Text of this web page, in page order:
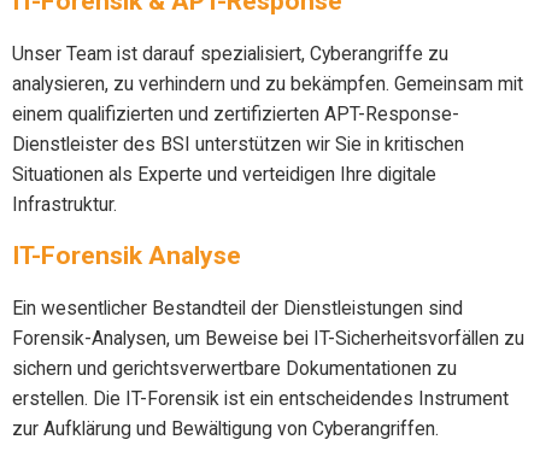
Unser Team ist darauf spezialisiert, Cyberangriffe zu
analysieren, zu verhindern und zu bekämpfen. Gemeinsam mit
einem qualifizierten und zertifizierten APT-Response-
Dienstleister des BSI unterstützen wir Sie in kritischen
Situationen als Experte und verteidigen Ihre digitale
Infrastruktur.
IT-Forensik Analyse
Ein wesentlicher Bestandteil der Dienstleistungen sind
Forensik-Analysen, um Beweise bei IT-Sicherheitsvorfällen zu
sichern und gerichtsverwertbare Dokumentationen zu
erstellen. Die IT-Forensik ist ein entscheidendes Instrument
zur Aufklärung und Bewältigung von Cyberangriffen.